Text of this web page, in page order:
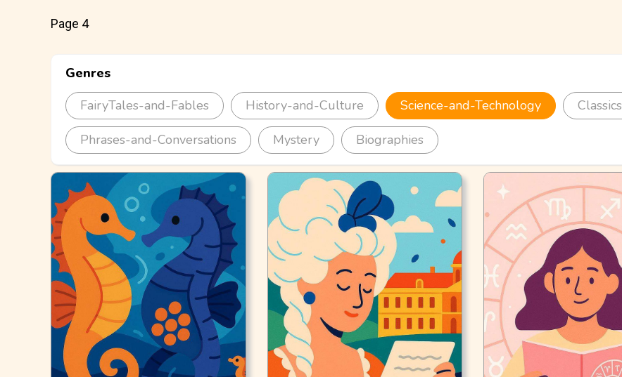
Page 4
Genres
FairyTales-and-Fables
History-and-Culture Science-and-Technology Classics
Phrases-and-Conversations Mystery Biographies